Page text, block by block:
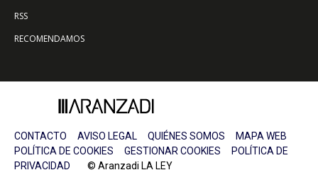
RSS
RECOMENDAMOS
CONTACTO AVISO LEGAL QUIÉNES SOMOS
MAPA WEB
POLÍTICA DE COOKIES
GESTIONAR COOKIES
POLÍTICA DE
PRIVACIDAD © Aranzadi LA LEY